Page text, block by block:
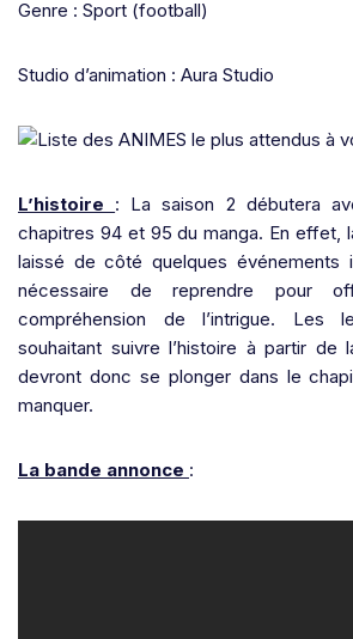
Genre : Sport (football)
Studio d’animation : Aura Studio
L’histoire : La saison 2 débutera
chapitres 94 et 95 du manga. En effet,
laissé de côté quelques événements
nécessaire de reprendre pour
compréhension de l’intrigue. Les
souhaitant suivre l’histoire à partir de
devront donc se plonger dans le
manquer.
La bande annonce :